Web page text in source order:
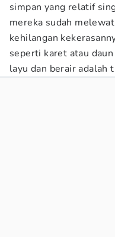
simpan yang relatif
mereka sudah
kehilangan
seperti karet atau
layu dan berair adalah